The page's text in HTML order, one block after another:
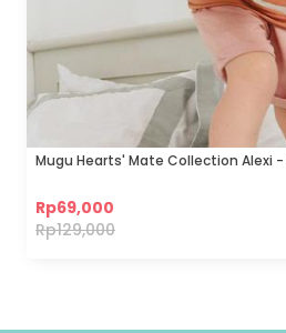
Mugu Hearts' Mate Collection Alexi -
Rp69,000
Rp129,000